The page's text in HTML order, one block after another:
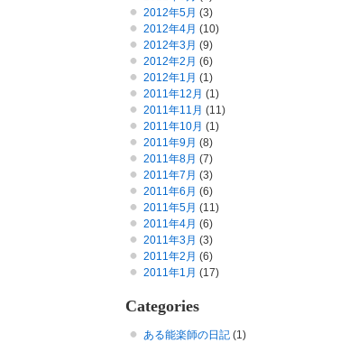
2012年5月 (3)
2012年4月 (10)
2012年3月 (9)
2012年2月 (6)
2012年1月 (1)
2011年12月 (1)
2011年11月 (11)
2011年10月 (1)
2011年9月 (8)
2011年8月 (7)
2011年7月 (3)
2011年6月 (6)
2011年5月 (11)
2011年4月 (6)
2011年3月 (3)
2011年2月 (6)
2011年1月 (17)
Categories
ある能楽師の日記 (1)